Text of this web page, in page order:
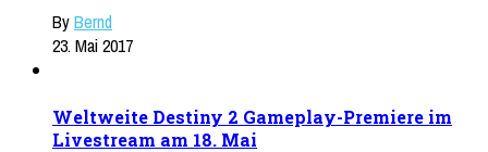
ByBernd
23. Mai 2017
Weltweite Destiny 2 Gameplay-Premiere im
Livestream am 18. Mai